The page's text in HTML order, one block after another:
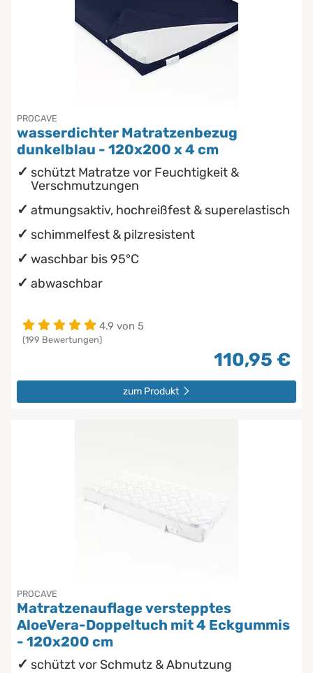
PROCAVE
wasserdichter Matratzenbezug
dunkelblau - 120x200 x 4 cm
schützt Matratze vor Feuchtigkeit &
Verschmutzungen
atmungsaktiv, hochreißfest & superelastisch
schimmelfest & pilzresistent
waschbar bis 95°C
abwaschbar
4.9 von 5
(199 Bewertungen)
110,95 €
zum Produkt
PROCAVE
Matratzenauflage verstepptes
AloeVera-Doppeltuch mit 4 Eckgummis
- 120x200 cm
schützt vor Schmutz & Abnutzung